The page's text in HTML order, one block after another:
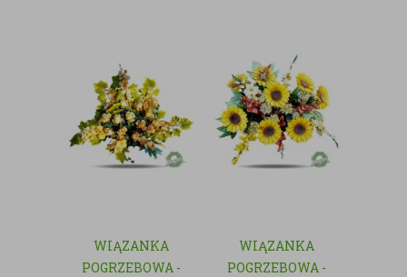
WIĄZANKA
POGRZEBOWA -
WIĄZANKA
POGRZEBOWA -